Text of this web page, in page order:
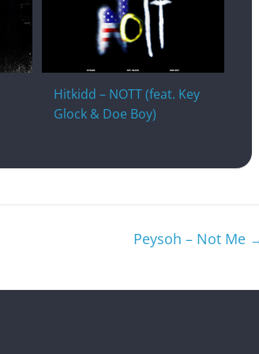
Hitkidd – NOTT (feat. Key
Glock & Doe Boy)
Peysoh – Not Me